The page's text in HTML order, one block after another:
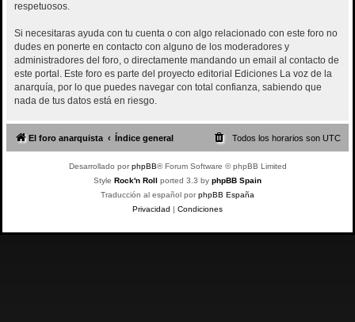
respetuosos.
Si necesitaras ayuda con tu cuenta o con algo relacionado con este foro no
dudes en ponerte en contacto con alguno de los moderadores y
administradores del foro, o directamente mandando un email al contacto de
este portal. Este foro es parte del proyecto editorial Ediciones La voz de la
anarquía, por lo que puedes navegar con total confianza, sabiendo que
nada de tus datos está en riesgo.
El foro anarquista Índice general Todos los horarios son UTC
Desarrollado porphpBB® Forum Software © phpBB Limited
Style Rock'n Roll ported 3.3 by phpBB Spain
Traducción al español porphpBB España
Privacidad | Condiciones